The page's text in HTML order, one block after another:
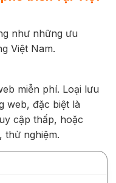
như những ưu
Việt Nam.
miễn phí. Loại lưu
web, đặc biệt là
cập thấp, hoặc
thử nghiệm.